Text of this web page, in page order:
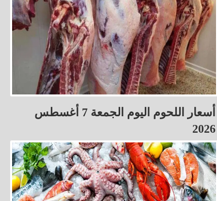
أسعار اللحوم اليوم الجمعة 7 أغسطس
2026